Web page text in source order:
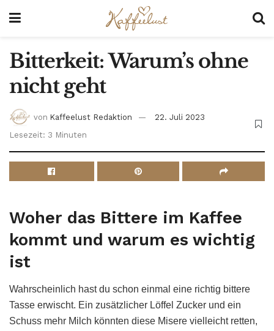
Bitterkeit: Warum’s ohne
nicht geht
von Kaffeelust Redaktion
22. Juli 2023
Lesezeit: 3 Minuten
Woher das Bittere im Kaffee
kommt und warum es wichtig
ist
Wahrscheinlich hast du schon einmal eine richtig bittere
Tasse erwischt. Ein zusätzlicher Löffel Zucker und ein
Schuss mehr Milch könnten diese Misere vielleicht retten,